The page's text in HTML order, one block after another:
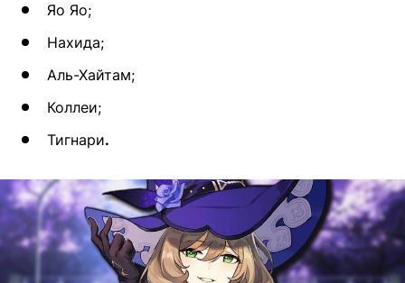
Яо Яо;
Нахида;
Аль-Хайтам;
Коллеи;
Тигнари.